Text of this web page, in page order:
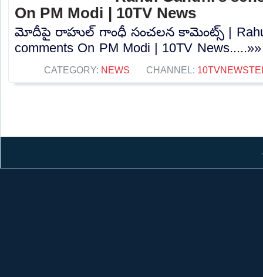
On PM Modi | 10TV News
మోదీపై రాహుల్ గాంధీ సంచలన కామెంట్స్ | Rahul
comments On PM Modi | 10TV News.....»»
CATEGORY: NEWS CHANNEL: